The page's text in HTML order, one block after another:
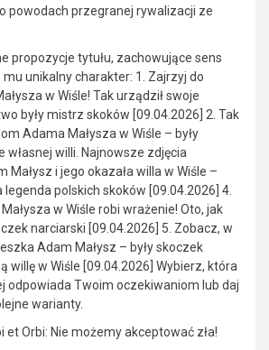
powodach przegranej rywalizacji ze
propozycje tytułu, zachowujące sens
mu unikalny charakter: 1. Zajrzyj do
w Wiśle! Tak urządził swoje
były mistrz skoków [09.04.2026] 2. Tak
Adama Małysza w Wiśle – były
własnej willi. Najnowsze zdjęcia
Małysz i jego okazała willa w Wiśle –
polskich skoków [09.04.2026] 4.
w Wiśle robi wrażenie! Oto, jak
narciarski [09.04.2026] 5. Zobacz, w
Adam Małysz – były skoczek
willę w Wiśle [09.04.2026] Wybierz, która
odpowiada Twoim oczekiwaniom lub daj
warianty.
et Orbi: Nie możemy akceptować zła!